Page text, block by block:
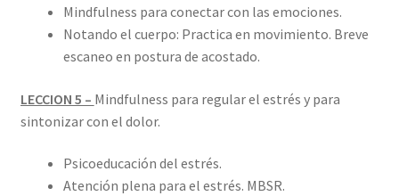
Mindfulness para conectar con las emociones.
Notando el cuerpo: Practica en movimiento. Breve
escaneo en postura de acostado.
LECCION 5 – Mindfulness para regular el estrés y para
sintonizar con el dolor.
Psicoeducación del estrés.
Atención plena para el estrés. MBSR.